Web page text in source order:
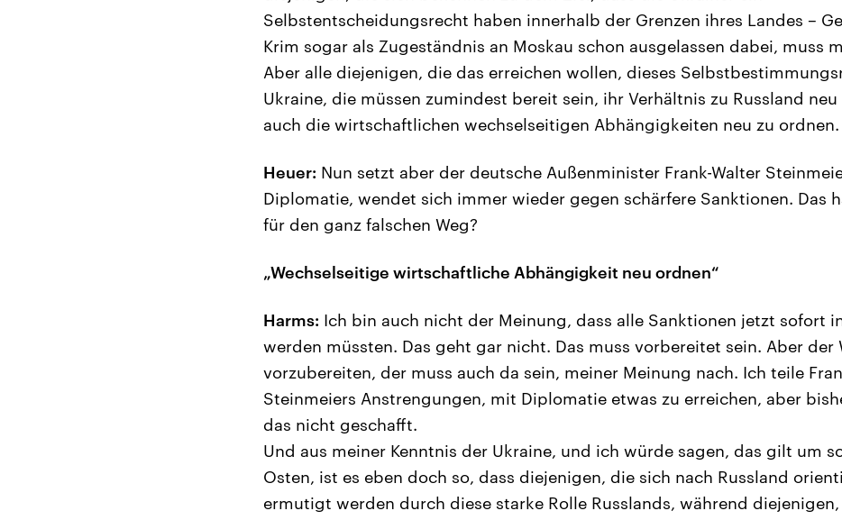
Selbstentscheidungsrecht haben innerhalb der Grenzen ihres Landes –
Krim sogar als Zugeständnis an Moskau schon ausgelassen dabei, muss
Aber alle diejenigen, die das erreichen wollen, dieses
Ukraine, die müssen zumindest bereit sein, ihr Verhältnis zu Russland neu
auch die wirtschaftlichen wechselseitigen Abhängigkeiten neu zu ordnen.
Heuer: Nun setzt aber der deutsche Außenminister Frank-Walter
Diplomatie, wendet sich immer wieder gegen schärfere Sanktionen. Das
für den ganz falschen Weg?
„Wechselseitige wirtschaftliche Abhängigkeit neu ordnen“
Harms: Ich bin auch nicht der Meinung, dass alle Sanktionen jetzt sofort
werden müssten. Das geht gar nicht. Das muss vorbereitet sein. Aber der
vorzubereiten, der muss auch da sein, meiner Meinung nach. Ich teile
Steinmeiers Anstrengungen, mit Diplomatie etwas zu erreichen, aber
das nicht geschafft.
Und aus meiner Kenntnis der Ukraine, und ich würde sagen, das gilt um
Osten, ist es eben doch so, dass diejenigen, die sich nach Russland
ermutigt werden durch diese starke Rolle Russlands, während